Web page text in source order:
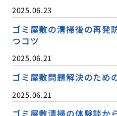
2025.06.23
ゴミ屋敷の清掃後の再発
つコツ
2025.06.21
ゴミ屋敷問題解決のため
2025.06.21